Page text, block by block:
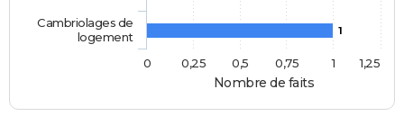
Nombre de faits
1
Cambriolages de
logement
0
1
0,25 0,5 0,75 1,25